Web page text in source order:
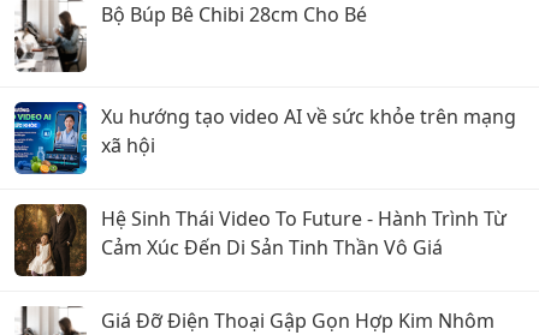
Bộ Búp Bê Chibi 28cm Cho Bé
Xu hướng tạo video AI về sức khỏe trên mạng
xã hội
Hệ Sinh Thái Video To Future - Hành Trình Từ
Cảm Xúc Đến Di Sản Tinh Thần Vô Giá
Giá Đỡ Điện Thoại Gập Gọn Hợp Kim Nhôm